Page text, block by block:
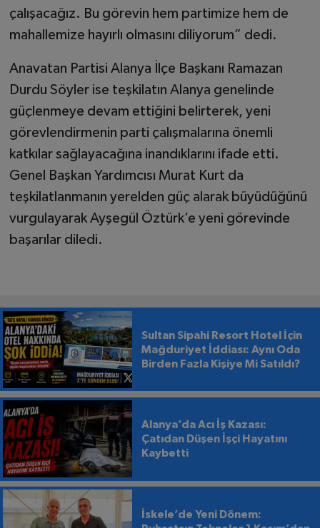
çalışacağız. Bu görevin hem partimize hem de
mahallemize hayırlı olmasını diliyorum” dedi.
Anavatan Partisi Alanya İlçe Başkanı Ramazan
Durdu Söyler ise teşkilatın Alanya genelinde
güçlenmeye devam ettiğini belirterek, yeni
görevlendirmenin parti çalışmalarına önemli
katkılar sağlayacağına inandıklarını ifade etti.
Genel Başkan Yardımcısı Murat Kurt da
teşkilatlanmanın yerelden güç alarak büyüdüğünü
vurgulayarak Ayşegül Öztürk’e yeni görevinde
başarılar diledi.
Sultan Sipahi Resort Hotel İçin
Mağduriyet İddiası: Aynı Oda
Birden Fazla Kişiye Mi Satıldı?
Alanya’da Acı İş Kazası:
Çatıdan Düşen İşçi Hayatını
Kaybetti
İskele’de Yeni Dönem: